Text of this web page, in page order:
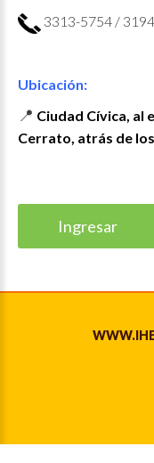
3313-5754 /
Ubicación:
📍 Ciudad Cívica, al
Cerrato, atrás de
Ingresar